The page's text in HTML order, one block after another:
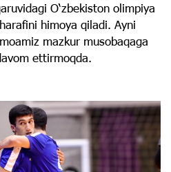
O‘zbekiston olimpiya
himoya qiladi. Ayni
mazkur musobaqaga
ettirmoqda.